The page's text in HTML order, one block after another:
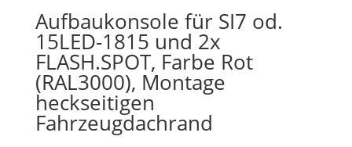
Aufbaukonsole für SI7 od.
15LED-1815 und 2x
FLASH.SPOT, Farbe Rot
(RAL3000), Montage
heckseitigen
Fahrzeugdachrand